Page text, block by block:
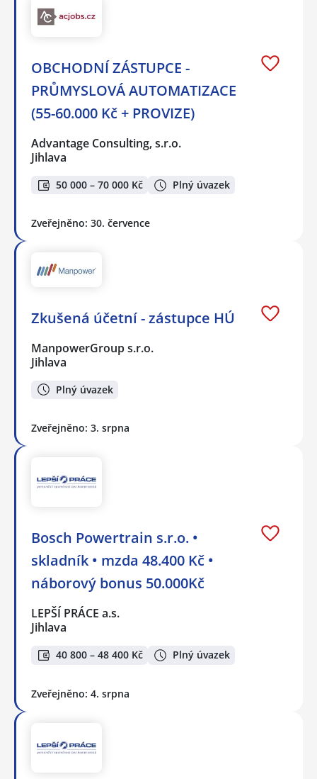
OBCHODNÍ ZÁSTUPCE -
PRŮMYSLOVÁ AUTOMATIZACE
(55-60.000 Kč + PROVIZE)
Advantage Consulting, s.r.o.
Jihlava
50 000 – 70 000 Kč Plný úvazek
Zveřejněno: 30. července
Zkušená účetní - zástupce HÚ
ManpowerGroup s.r.o.
Jihlava
Plný úvazek
Zveřejněno: 3. srpna
Bosch Powertrain s.r.o. •
skladník • mzda 48.400 Kč •
náborový bonus 50.000Kč
LEPŠÍ PRÁCE a.s.
Jihlava
40 800 – 48 400 Kč Plný úvazek
Zveřejněno: 4. srpna